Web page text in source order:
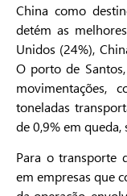
China como
detém as
Unidos (24%),
O porto de
toneladas
de 0,9% em
Para o transporte
em empresas que